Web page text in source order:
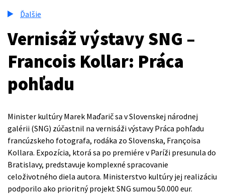
Ďalšie
Vernisáž výstavy SNG –
Francois Kollar: Práca
pohľadu
Minister kultúry Marek Maďarič sa v Slovenskej národnej
galérii (SNG) zúčastnil na vernisáži výstavy Práca pohľadu
francúzskeho fotografa, rodáka zo Slovenska, Françoisa
Kollara. Expozícia, ktorá sa po premiére v Paríži presunula do
Bratislavy, predstavuje komplexné spracovanie
celoživotného diela autora. Ministerstvo kultúry jej realizáciu
podporilo ako prioritný projekt SNG sumou 50.000 eur.